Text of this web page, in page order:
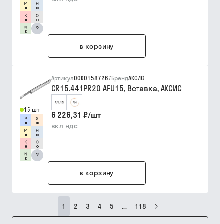
?
в корзину
15 шт
?
Артикул00001587267БрендАКСИС
CR15.441PR20 APU15, Вставка, АКСИС
6 226,31 ₽/шт
вкл ндс
в корзину
1 2 3 4 5 ... 118